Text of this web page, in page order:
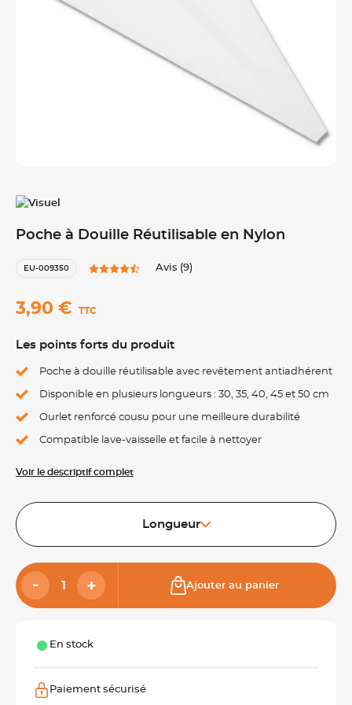
Poche à Douille Réutilisable en Nylon
EU-009350 Avis (9)
3,90 € TTC
Les points forts du produit
Poche à douille réutilisable avec revêtement antiadhérent
Disponible en plusieurs longueurs : 30, 35, 40, 45 et 50 cm
Ourlet renforcé cousu pour une meilleure durabilité
Compatible lave-vaisselle et facile à nettoyer
Voir le descriptif complet
Longueur
Ajouter au panier
En stock
Paiement sécurisé